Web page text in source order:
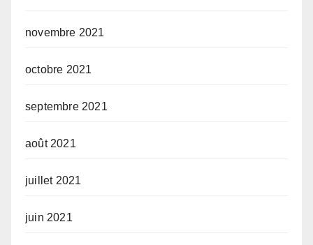
novembre 2021
octobre 2021
septembre 2021
août 2021
juillet 2021
juin 2021